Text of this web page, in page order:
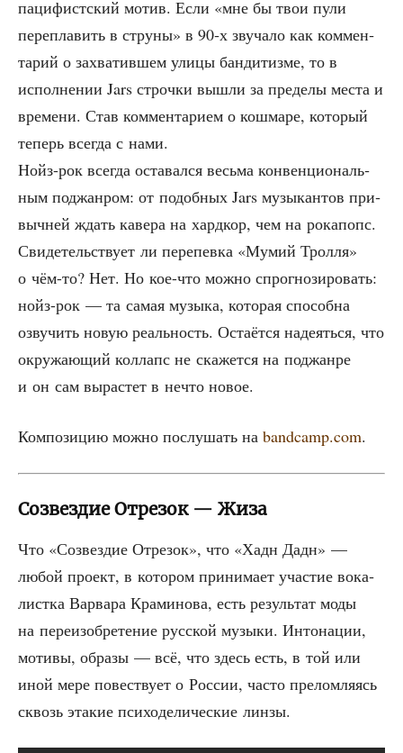
паци­фист­ский мотив. Если «мне бы твои пули
пере­пла­вить в стру­ны» в 90‑х зву­ча­ло как ком­мен­
та­рий о захва­тив­шем ули­цы бан­ди­тиз­ме, то в
испол­не­нии Jars строч­ки вышли за пре­де­лы места и
вре­ме­ни. Став ком­мен­та­ри­ем о кош­ма­ре, кото­рый
теперь все­гда с нами.
Нойз-рок все­гда оста­вал­ся весь­ма кон­вен­ци­о­наль­
ным под­жан­ром: от подоб­ных Jars музы­кан­тов при­
выч­ней ждать каве­ра на хард­кор, чем на рока­по­пс.
Сви­де­тель­ству­ет ли пере­пев­ка «Мумий Трол­ля»
о чём-то? Нет. Но кое-что мож­но спро­гно­зи­ро­вать:
нойз-рок — та самая музы­ка, кото­рая спо­соб­на
озву­чить новую реаль­ность. Оста­ёт­ся наде­ять­ся, что
окру­жа­ю­щий кол­лапс не ска­жет­ся на под­жан­ре
и он сам вырас­тет в нечто новое.
Ком­по­зи­цию мож­но послу­шать на bandcamp.com.
Созвездие Отрезок — Жиза
Что «Созвез­дие Отре­зок», что «Хадн Дадн» —
любой про­ект, в кото­ром при­ни­ма­ет уча­стие вока­
лист­ка Вар­ва­ра Кра­ми­но­ва, есть резуль­тат моды
на пере­и­зоб­ре­те­ние рус­ской музы­ки. Инто­на­ции,
моти­вы, обра­зы — всё, что здесь есть, в той или
иной мере повест­ву­ет о Рос­сии, часто пре­лом­ля­ясь
сквозь эта­кие пси­хо­де­ли­че­ские линзы.